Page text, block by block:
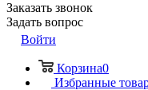
Заказать звонок
Задать вопрос
Войти
Корзина0
Избранные